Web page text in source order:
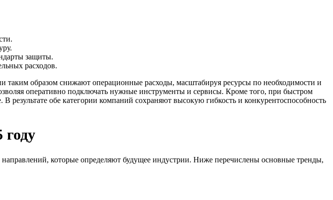
защиты.
расходов.
образом снижают операционные расходы, масштабируя ресурсы по необходимости и
оперативно подключать нужные инструменты и сервисы. Кроме того, при быстром
В результате обе категории компаний сохраняют высокую гибкость и конкурентоспособность
году
которые определяют будущее индустрии. Ниже перечислены основные тренды,